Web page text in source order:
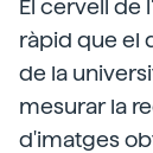
El cervell de
ràpid que el
de la
mesurar la
d'imatges